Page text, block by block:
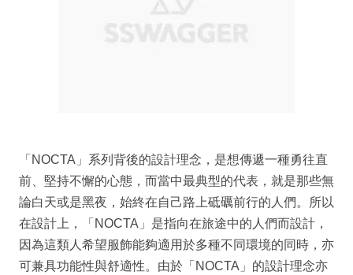
「NOCTA」系列背後的設計理念，是想傳遞一種勇往直
前、堅持不懈的心態，而當中最典型的代表，就是那些無
論白天或是黑夜，始終在自己路上砥礪前行的人們。所以
在設計上，「NOCTA」是指向在旅途中的人們而設計，
因為這類人希望服飾能夠適用於多種不同環境的同時，亦
可兼具功能性與舒適性。由於「NOCTA」的設計理念亦